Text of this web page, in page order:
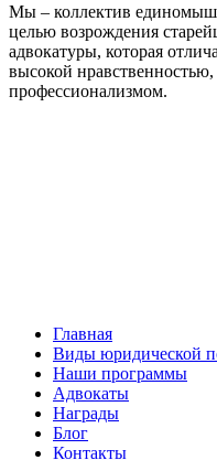
Мы – коллектив
целью возрождения
адвокатуры, которая
высокой
профессионализмом.
Главная
Виды юридической
Наши программы
Адвокаты
Награды
Блог
Контакты